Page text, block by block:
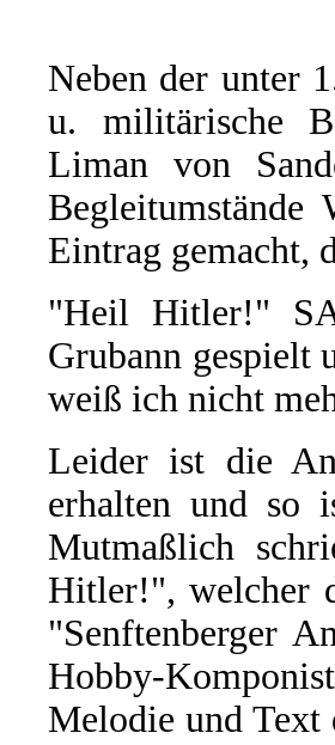
Neben der unter
u. militärische
Liman von
Eintrag gemacht,
"Heil Hitler!"
Grubann gespielt
weiß ich nicht
Leider ist die
erhalten und so
Mutmaßlich
Hitler!", welcher
"Senftenberger
Hobby-
Melodie und Text